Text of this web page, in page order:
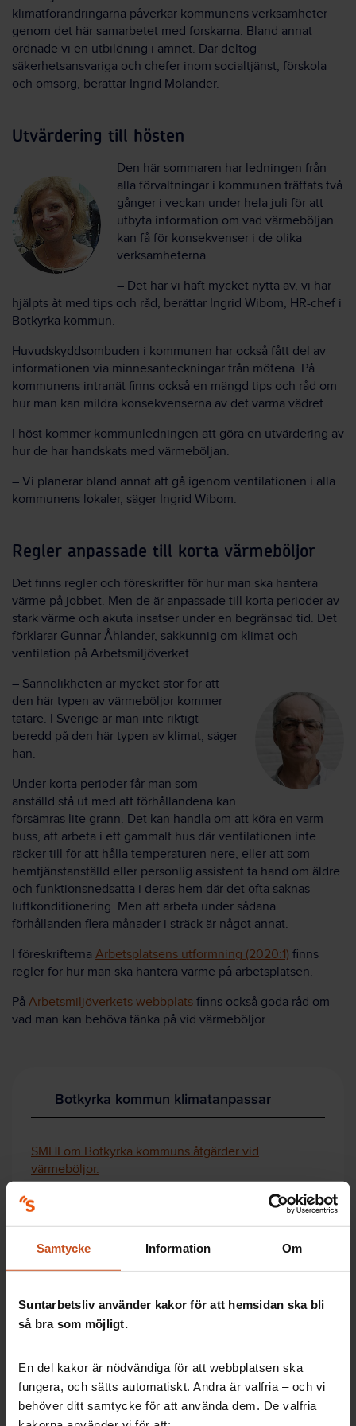
Samtycke Information Om
Suntarbetsliv använder kakor för att hemsidan ska bli
så bra som möjligt.
En del kakor är nödvändiga för att webbplatsen ska
fungera, och sätts automatiskt. Andra är valfria – och vi
behöver ditt samtycke för att använda dem. De valfria
klimatförändringarna påverkar kommunens verksamheter
genom det här samarbetet med forskarna. Bland annat
ordnade vi en utbildning i ämnet. Där deltog
säkerhetsansvariga och chefer inom socialtjänst, förskola
och omsorg, berättar Ingrid Molander.
Utvärdering till hösten
Den här sommaren har ledningen från
alla förvaltningar i kommunen träffats två
gånger i veckan under hela juli för att
utbyta information om vad värmeböljan
kan få för konsekvenser i de olika
verksamheterna.
– Det har vi haft mycket nytta av, vi har
hjälpts åt med tips och råd, berättar Ingrid Wibom, HR-chef i
Botkyrka kommun.
Huvudskyddsombuden i kommunen har också fått del av
informationen via minnesanteckningar från mötena. På
kommunens intranät finns också en mängd tips och råd om
hur man kan mildra konsekvenserna av det varma vädret.
I höst kommer kommunledningen att göra en utvärdering av
hur de har handskats med värmeböljan.
– Vi planerar bland annat att gå igenom ventilationen i alla
kommunens lokaler, säger Ingrid Wibom.
Regler anpassade till korta värmeböljor
Det finns regler och föreskrifter för hur man ska hantera
värme på jobbet. Men de är anpassade till korta perioder av
stark värme och akuta insatser under en begränsad tid. Det
förklarar Gunnar Åhlander, sakkunnig om klimat och
ventilation på Arbetsmiljöverket.
– Sannolikheten är mycket stor för att
den här typen av värmeböljor kommer
tätare. I Sverige är man inte riktigt
beredd på den här typen av klimat, säger
han.
Under korta perioder får man som
anställd stå ut med att förhållandena kan
försämras lite grann. Det kan handla om att köra en varm
buss, att arbeta i ett gammalt hus där ventilationen inte
räcker till för att hålla temperaturen nere, eller att som
hemtjänstanställd eller personlig assistent ta hand om äldre
och funktionsnedsatta i deras hem där det ofta saknas
luftkonditionering. Men att arbeta under sådana
förhållanden flera månader i sträck är något annat.
I föreskrifterna Arbetsplatsens utformning (2020:1) finns
regler för hur man ska hantera värme på arbetsplatsen.
På Arbetsmiljöverkets webbplats finns också goda råd om
vad man kan behöva tänka på vid värmeböljor.
Botkyrka kommun klimatanpassar
SMHI om Botkyrka kommuns åtgärder vid
värmeböljor.
Botkyrka kommuns klimatstrategi.
Så här arbetar Botkyrka kommun vid värmebölja.
Värmebölja – så här kan du som chef
förebygga problem
Som chef har du ett arbetsmiljöansvar för att hålla
temperaturerna nere, eller säkerställa en god
arbetsmiljö så långt det är möjligt med tanke på